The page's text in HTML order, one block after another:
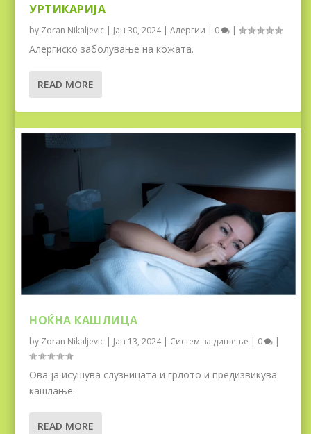
УРТИКАРИЈА
by Zoran Nikaljevic | Јан 30, 2024|Алергии | 0 |
Aлергиско заболување на кожата.
READ MORE
НОЌНА КАШЛИЦА
by Zoran Nikaljevic | Јан 13, 2024| Систем за дишење | 0 |
Ова ја исушува слузницата и грлото и предизвикува
кашлање.
READ MORE